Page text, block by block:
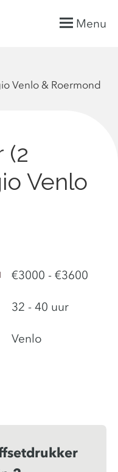
Menu
Venlo & Roermond
(2
Venlo
€3000 - €3600
32 - 40 uur
Venlo